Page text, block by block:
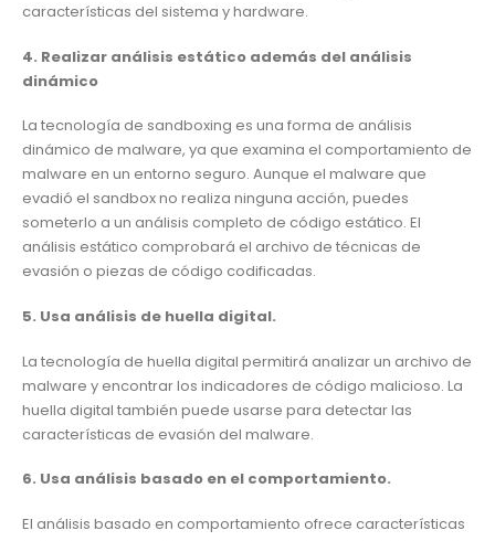
características del sistema y hardware.
4. Realizar análisis estático además del análisis
dinámico
La tecnología de sandboxing es una forma de análisis
dinámico de malware, ya que examina el comportamiento de
malware en un entorno seguro. Aunque el malware que
evadió el sandbox no realiza ninguna acción, puedes
someterlo a un análisis completo de código estático. El
análisis estático comprobará el archivo de técnicas de
evasión o piezas de código codificadas.
5. Usa análisis de huella digital.
La tecnología de huella digital permitirá analizar un archivo de
malware y encontrar los indicadores de código malicioso. La
huella digital también puede usarse para detectar las
características de evasión del malware.
6. Usa análisis basado en el comportamiento.
El análisis basado en comportamiento ofrece características